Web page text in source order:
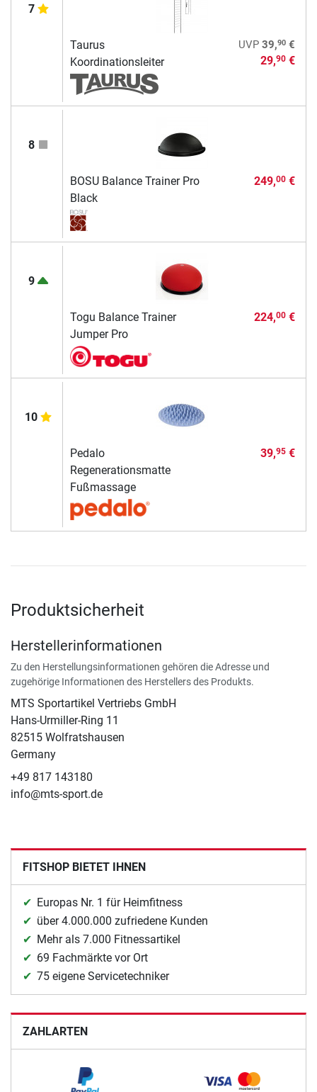
7
Taurus
Koordinationsleiter
UVP 39,90€
29,90€
8
BOSU Balance Trainer Pro
Black
249,00€
9
Togu Balance Trainer
Jumper Pro
224,00€
10
Pedalo
Regenerationsmatte
Fußmassage
39,95€
Produktsicherheit
Herstellerinformationen
Zu den Herstellungsinformationen gehören die Adresse und
zugehörige Informationen des Herstellers des Produkts.
MTS Sportartikel Vertriebs GmbH
Hans-Urmiller-Ring 11
82515 Wolfratshausen
Germany
+49 817 143180
info@mts-sport.de
FITSHOP BIETET IHNEN
Europas Nr. 1 für Heimfitness
über 4.000.000 zufriedene Kunden
Mehr als 7.000 Fitnessartikel
69 Fachmärkte vor Ort
75 eigene Servicetechniker
ZAHLARTEN